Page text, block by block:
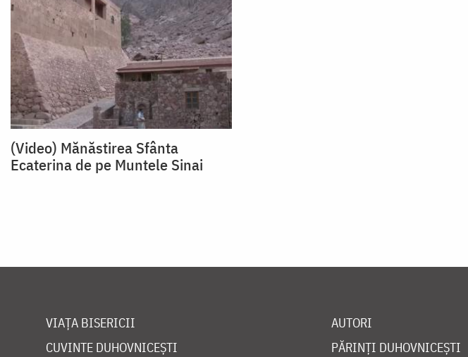
(Video) Mănăstirea Sfânta
Ecaterina de pe Muntele Sinai
VIAȚA BISERICII
CUVINTE DUHOVNICEȘTI
AUTORI
PĂRINȚI DUHOVNICEȘTI